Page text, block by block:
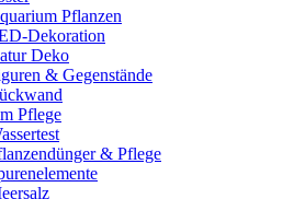
Pflanzen
Dekoration
Deko
& Gegenstände
Pflege
& Pflege